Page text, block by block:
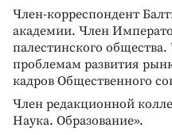
Член-корреспондент
академии. Член
палестинского
проблемам развития
кадров Общественного
Член редакционной
Наука. Образование».